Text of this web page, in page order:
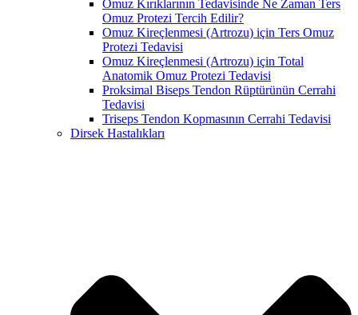
Omuz Kırıklarının Tedavisinde Ne Zaman Ters
Omuz Protezi Tercih Edilir?
Omuz Kireçlenmesi (Artrozu) için Ters Omuz
Protezi Tedavisi
Omuz Kireçlenmesi (Artrozu) için Total
Anatomik Omuz Protezi Tedavisi
Proksimal Biseps Tendon Rüptürünün Cerrahi
Tedavisi
Triseps Tendon Kopmasının Cerrahi Tedavisi
Dirsek Hastalıkları